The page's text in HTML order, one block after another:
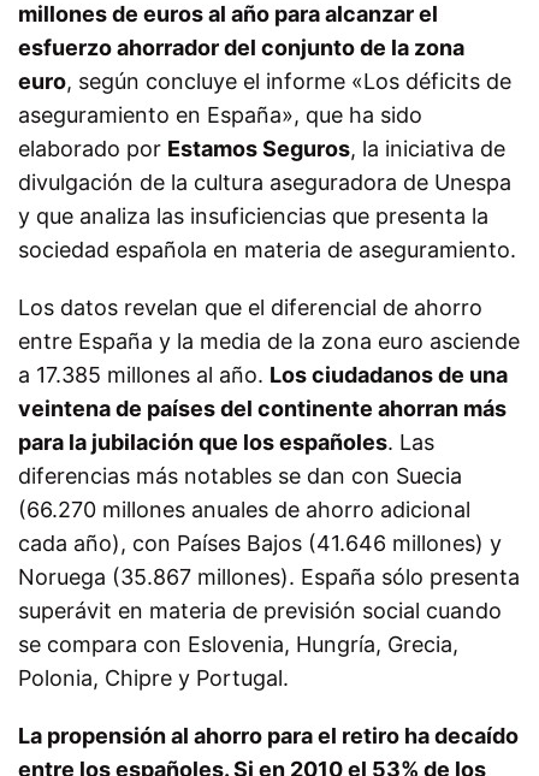
millones de euros al año para alcanzar el
esfuerzo ahorrador del conjunto de la zona
euro, según concluye el informe «Los déficits de
aseguramiento en España», que ha sido
elaborado por Estamos Seguros, la iniciativa de
divulgación de la cultura aseguradora de Unespa
y que analiza las insuficiencias que presenta la
sociedad española en materia de aseguramiento.
Los datos revelan que el diferencial de ahorro
entre España y la media de la zona euro asciende
a 17.385 millones al año. Los ciudadanos de una
veintena de países del continente ahorran más
para la jubilación que los españoles. Las
diferencias más notables se dan con Suecia
(66.270 millones anuales de ahorro adicional
cada año), con Países Bajos (41.646 millones) y
Noruega (35.867 millones). España sólo presenta
superávit en materia de previsión social cuando
se compara con Eslovenia, Hungría, Grecia,
Polonia, Chipre y Portugal.
La propensión al ahorro para el retiro ha decaído
entre los españoles. Si en 2010 el 53% de los